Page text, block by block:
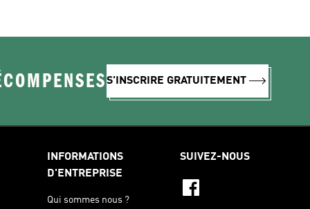
S'INSCRIRE GRATUITEMENT
INFORMATIONS
D'ENTREPRISE
Qui sommes nous ?
SUIVEZ-NOUS